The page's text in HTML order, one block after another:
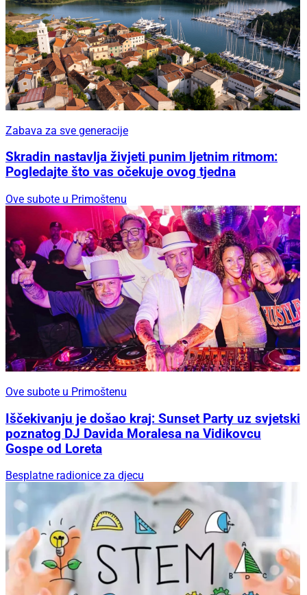
Zabava za sve generacije
Skradin nastavlja živjeti punim ljetnim ritmom:
Pogledajte što vas očekuje ovog tjedna
Ove subote u Primoštenu
Ove subote u Primoštenu
Iščekivanju je došao kraj: Sunset Party uz svjetski
poznatog DJ Davida Moralesa na Vidikovcu
Gospe od Loreta
Besplatne radionice za djecu